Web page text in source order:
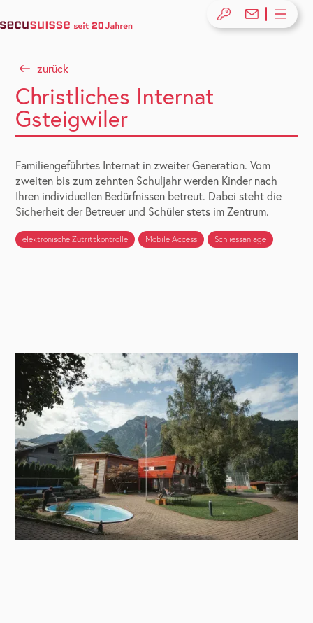
zurück
Christliches Internat
Gsteigwiler
Familiengeführtes Internat in zweiter Generation. Vom
zweiten bis zum zehnten Schuljahr werden Kinder nach
Ihren individuellen Bedürfnissen betreut. Dabei steht die
Sicherheit der Betreuer und Schüler stets im Zentrum.
elektronische Zutrittkontrolle Mobile Access Schliessanlage